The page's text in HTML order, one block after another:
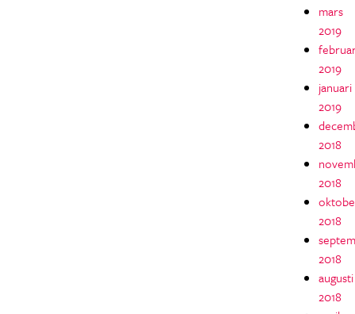
mars
2019
2019
januari
2019
2018
2018
2018
2018
augusti
2018